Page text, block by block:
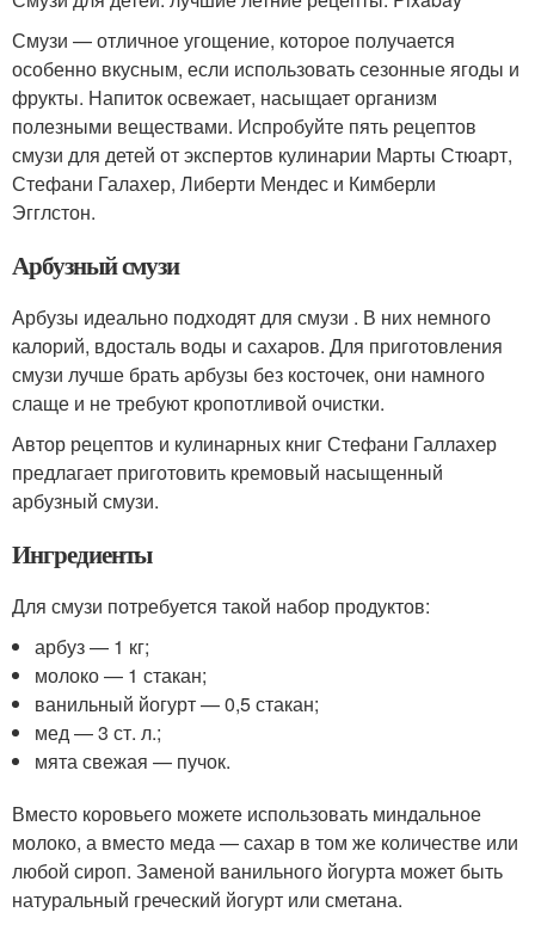
Смузи — отличное угощение, которое получается
особенно вкусным, если использовать сезонные ягоды и
фрукты. Напиток освежает, насыщает организм
полезными веществами. Испробуйте пять рецептов
смузи для детей от экспертов кулинарии Марты Стюарт,
Стефани Галахер, Либерти Мендес и Кимберли
Эгглстон.
Арбузный смузи
Арбузы идеально подходят для смузи . В них немного
калорий, вдосталь воды и сахаров. Для приготовления
смузи лучше брать арбузы без косточек, они намного
слаще и не требуют кропотливой очистки.
Автор рецептов и кулинарных книг Стефани Галлахер
предлагает приготовить кремовый насыщенный
арбузный смузи.
Ингредиенты
Для смузи потребуется такой набор продуктов:
арбуз — 1 кг;
молоко — 1 стакан;
ванильный йогурт — 0,5 стакан;
мед — 3 ст. л.;
мята свежая — пучок.
Вместо коровьего можете использовать миндальное
молоко, а вместо меда — сахар в том же количестве или
любой сироп. Заменой ванильного йогурта может быть
натуральный греческий йогурт или сметана.